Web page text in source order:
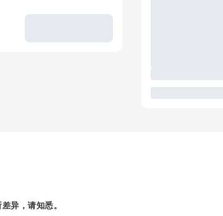
异，请知悉。